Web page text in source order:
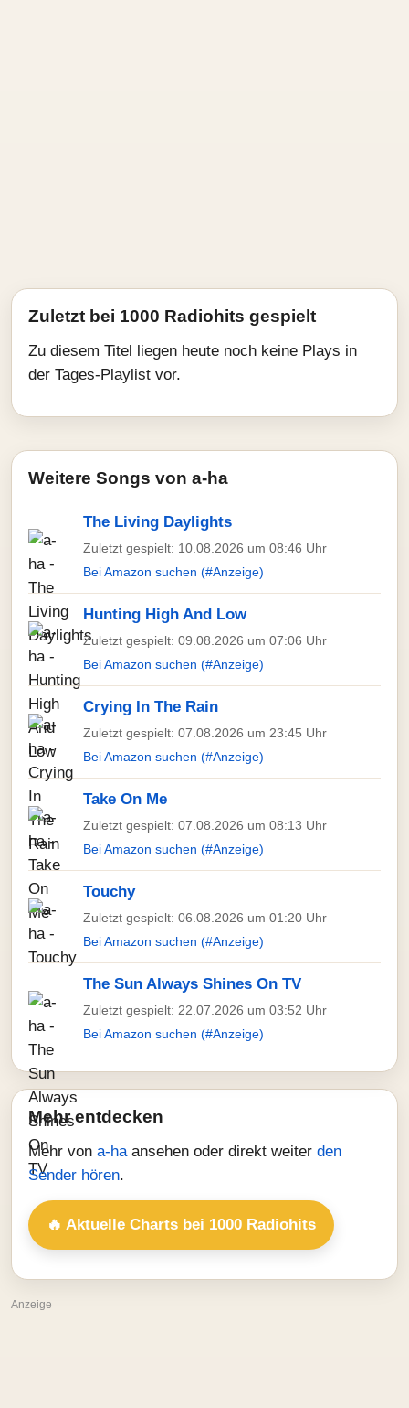
Zuletzt bei 1000 Radiohits gespielt
Zu diesem Titel liegen heute noch keine Plays in
der Tages-Playlist vor.
Weitere Songs von a-ha
The Living Daylights
Zuletzt gespielt: 10.08.2026 um 08:46 Uhr
Bei Amazon suchen (#Anzeige)
Hunting High And Low
Zuletzt gespielt: 09.08.2026 um 07:06 Uhr
Bei Amazon suchen (#Anzeige)
Crying In The Rain
Zuletzt gespielt: 07.08.2026 um 23:45 Uhr
Bei Amazon suchen (#Anzeige)
Take On Me
Zuletzt gespielt: 07.08.2026 um 08:13 Uhr
Bei Amazon suchen (#Anzeige)
Touchy
Zuletzt gespielt: 06.08.2026 um 01:20 Uhr
Bei Amazon suchen (#Anzeige)
The Sun Always Shines On TV
Zuletzt gespielt: 22.07.2026 um 03:52 Uhr
Bei Amazon suchen (#Anzeige)
Mehr entdecken
Mehr von a-ha ansehen oder direkt weiter den
Sender hören.
🔥 Aktuelle Charts bei 1000 Radiohits
Anzeige